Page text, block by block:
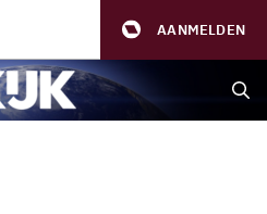
AANMELDEN